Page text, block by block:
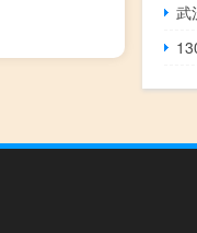
武